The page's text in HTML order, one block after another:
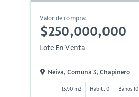
Valor de compra:
$250,000,000
Lote En Venta
Neiva, Comuna 3, Chapinero
137.0 m2 Habit. 0 Baños 10